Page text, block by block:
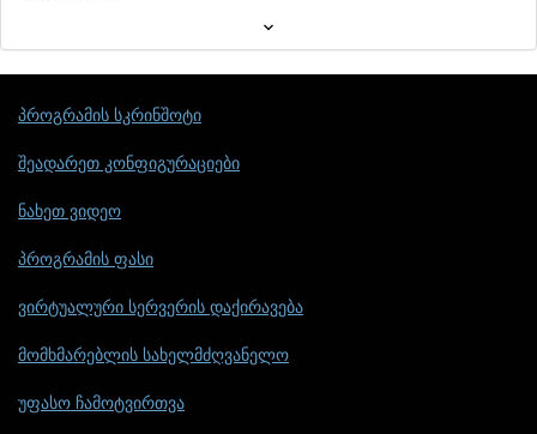
პროგრამის სკრინშოტი
შეადარეთ კონფიგურაციები
ნახეთ ვიდეო
პროგრამის ფასი
ვირტუალური სერვერის დაქირავება
მომხმარებლის სახელმძღვანელო
უფასო ჩამოტვირთვა